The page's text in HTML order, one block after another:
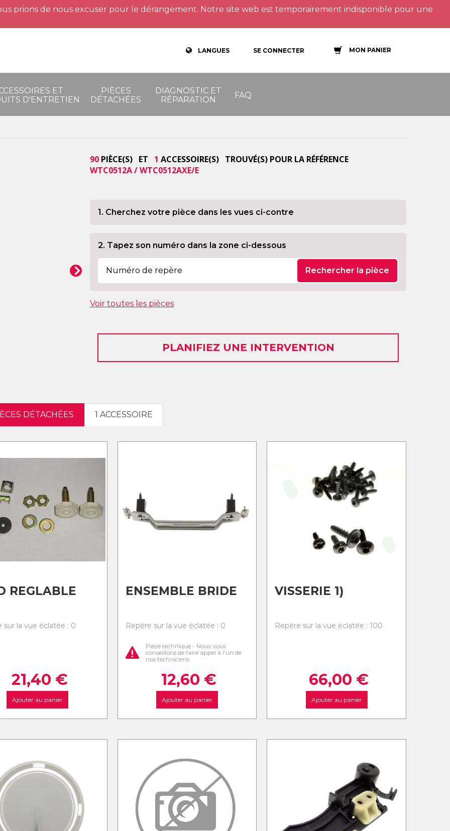
prions de nous excuser pour le dérangement. Notre site web est temporairement indisponible pour une
LANGUES SE CONNECTER MON PANIER
ET
D'ENTRETIEN
PIÈCES
DÉTACHÉES
DIAGNOSTIC ET
RÉPARATION
FAQ
90 PIÈCE(S) ET 1 ACCESSOIRE(S) TROUVÉ(S) POUR LA RÉFÉRENCE
WTC0512A / WTC0512AXE/E
1. Cherchez votre pièce dans les vues ci-contre
2. Tapez son numéro dans la zone ci-dessous
Rechercher la pièce
Voir toutes les pièces
PLANIFIEZ UNE INTERVENTION
DÉTACHÉES 1 ACCESSOIRE
REGLABLE
sur la vue éclatée : 0
21,40 €
Ajouter au panier
ENSEMBLE BRIDE
Repère sur la vue éclatée : 0
Pièce technique - Nous vous
conseillons de faire appel à l'un de
nos techniciens
12,60 €
Ajouter au panier
VISSERIE 1)
Repère sur la vue éclatée : 100
66,00 €
Ajouter au panier